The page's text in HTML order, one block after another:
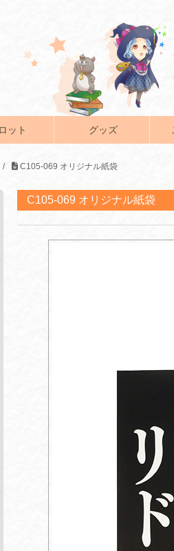
ット グッズ
/ C105-069 オリジナル紙袋
C105-069 オリジナル紙袋